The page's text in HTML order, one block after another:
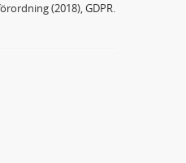
(2018), GDPR.